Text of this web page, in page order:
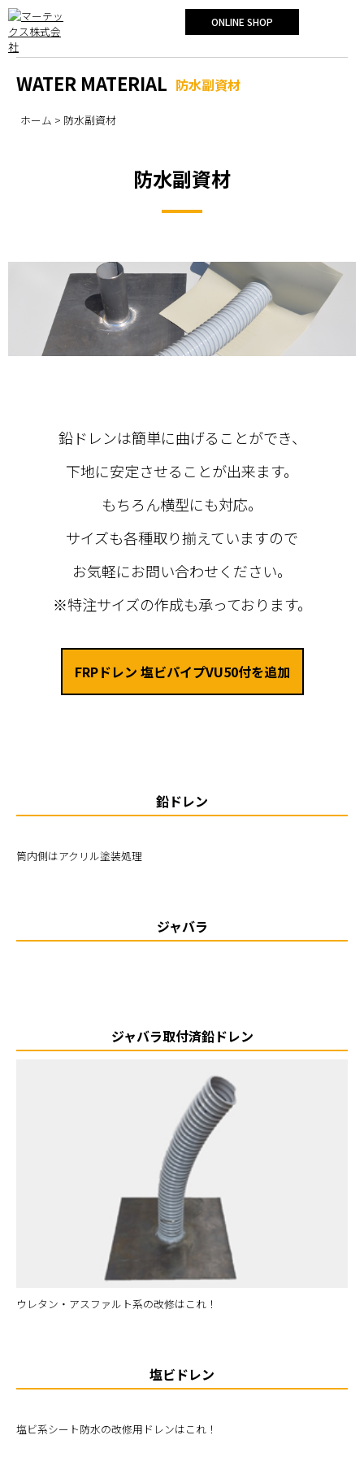
ONLINE SHOP
WATER MATERIAL 防水副資材
ホーム > 防水副資材
防水副資材
鉛ドレンは簡単に曲げることができ、
下地に安定させることが出来ます。
もちろん横型にも対応。
サイズも各種取り揃えていますので
お気軽にお問い合わせください。
※特注サイズの作成も承っております。
FRPドレン 塩ビパイプVU50付を追加
鉛ドレン
筒内側はアクリル塗装処理
ジャバラ
ジャバラ取付済鉛ドレン
ウレタン・アスファルト系の改修はこれ！
塩ビドレン
塩ビ系シート防水の改修用ドレンはこれ！